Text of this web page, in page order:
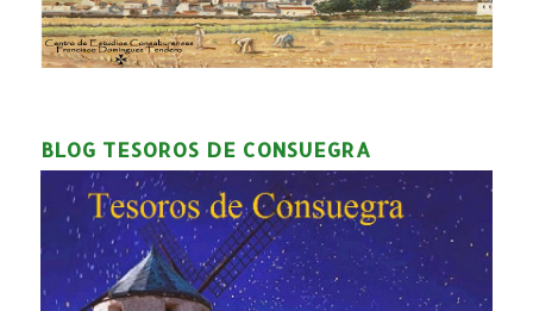
BLOG TESOROS DE CONSUEGRA